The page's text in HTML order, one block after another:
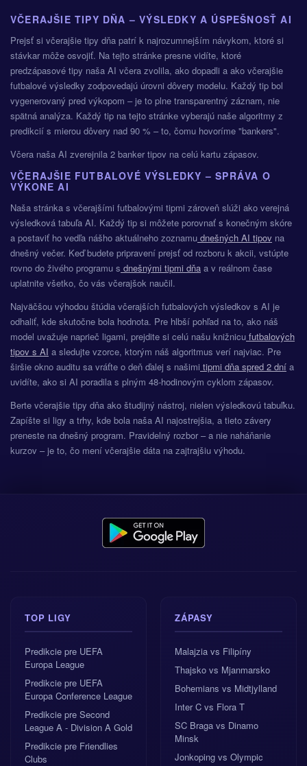
U2.5 Padne menej než 2.5 gólu
U3.5 Padne menej než 3.5 gólu
HS Domáci dajú gól
AS Hostia dajú gól
HS2+ Domáci dajú ≥2 góly
AS2+ Hostia dajú ≥2 góly
H1 Domáci vyhrajú aspoň o 2 góly
Hostia vyhrajú aspoň o 2 góly
VČERAJŠIE TIPY DŇA – VÝSLEDKY A ÚSPEŠNOSŤ AI
Prejsť si včerajšie tipy dňa patrí k najrozumnejším návykom, ktoré si
stávkar môže osvojiť. Na tejto stránke presne vidíte, ktoré
predzápasové tipy naša AI včera zvolila, ako dopadli a ako včerajšie
futbalové výsledky zodpovedajú úrovni dôvery modelu. Každý tip bol
vygenerovaný pred výkopom – je to plne transparentný záznam, nie
spätná analýza. Každý tip na tejto stránke vyberajú naše algoritmy z
predikcií s mierou dôvery nad 90 % – to, čomu hovoríme "bankers".
Včera naša AI zverejnila 2 banker tipov na celú kartu zápasov.
VČERAJŠIE FUTBALOVÉ VÝSLEDKY – SPRÁVA O
VÝKONE AI
Naša stránka s včerajšími futbalovými tipmi zároveň slúži ako verejná
výsledková tabuľa AI. Každý tip si môžete porovnať s konečným skóre
a postaviť ho vedľa nášho aktuálneho zoznamu dnešných AI tipov na
dnešný večer. Keď budete pripravení prejsť od rozboru k akcii, vstúpte
rovno do živého programu s dnešnými tipmi dňa a v reálnom čase
uplatnite všetko, čo vás včerajšok naučil.
Najväčšou výhodou štúdia včerajších futbalových výsledkov s AI je
odhaliť, kde skutočne bola hodnota. Pre hlbší pohľad na to, ako náš
model uvažuje naprieč ligami, prejdite si celú našu knižnicu futbalových
tipov s AI a sledujte vzorce, ktorým náš algoritmus verí najviac. Pre
širšie okno auditu sa vráťte o deň ďalej s našimi tipmi dňa spred 2 dní a
uvidíte, ako si AI poradila s plným 48-hodinovým cyklom zápasov.
Berte včerajšie tipy dňa ako študijný nástroj, nielen výsledkovú tabuľku.
Zapíšte si ligy a trhy, kde bola naša AI najostrejšia, a tieto závery
preneste na dnešný program. Pravidelný rozbor – a nie naháňanie
kurzov – je to, čo mení včerajšie dáta na zajtrajšiu výhodu.
TOP LIGY
Predikcie pre UEFA
Europa League
Predikcie pre UEFA
Europa Conference League
Predikcie pre Second
League A - Division A Gold
Predikcie pre Friendlies
Clubs
ZÁPASY
Malajzia vs Filipíny
Thajsko vs Mjanmarsko
Bohemians vs Midtjylland
Inter C vs Flora T
SC Braga vs Dinamo
Minsk
Jonkoping vs Olympic